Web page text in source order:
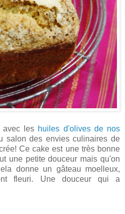
avec les huiles d'olives de nos
salon des envies culinaires de
Ce cake est une très bonne
une petite douceur mais qu'on
donne un gâteau moelleux,
fleuri. Une douceur qui a